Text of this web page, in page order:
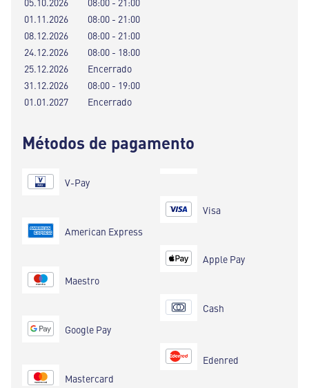
01.11.2026
08:00 - 21:00
08.12.2026
08:00 - 21:00
24.12.2026
08:00 - 18:00
25.12.2026
Encerrado
31.12.2026
08:00 - 19:00
01.01.2027
Encerrado
Métodos de pagamento
V-Pay
American Express
Maestro
Google Pay
Mastercard
Visa
Apple Pay
Cash
Edenred